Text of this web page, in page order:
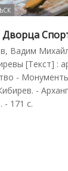
Дворца
Вадим
[Текст] :
-
-
- 171 с.